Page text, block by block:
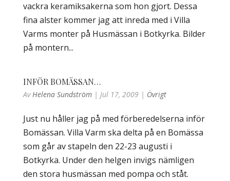
vackra keramiksakerna som hon gjort. Dessa
fina alster kommer jag att inreda med i Villa
Varms monter på Husmässan i Botkyrka. Bilder
på montern...
INFÖR BOMÄSSAN…
AvHelena Sundström| Jul 17, 2009| Övrigt
Just nu håller jag på med förberedelserna inför
Bomässan. Villa Varm ska delta på en Bomässa
som går av stapeln den 22-23 augusti i
Botkyrka. Under den helgen invigs nämligen
den stora husmässan med pompa och ståt.